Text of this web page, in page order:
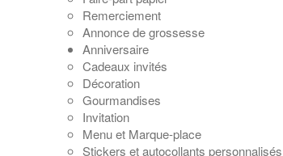
Remerciement
Annonce de grossesse
Anniversaire
Cadeaux invités
Décoration
Gourmandises
Invitation
Menu et Marque-place
Stickers et autocollants personnalisés